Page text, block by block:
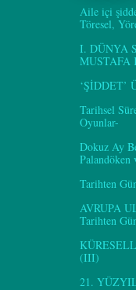
Aile içi
Töresel,
I. DÜNYA
MUSTAFA
‘ŞİDDET’
Tarihsel
Oyunlar-
Dokuz Ay
Palandöken
Tarihten
AVRUPA
Tarihten
(III)
21.